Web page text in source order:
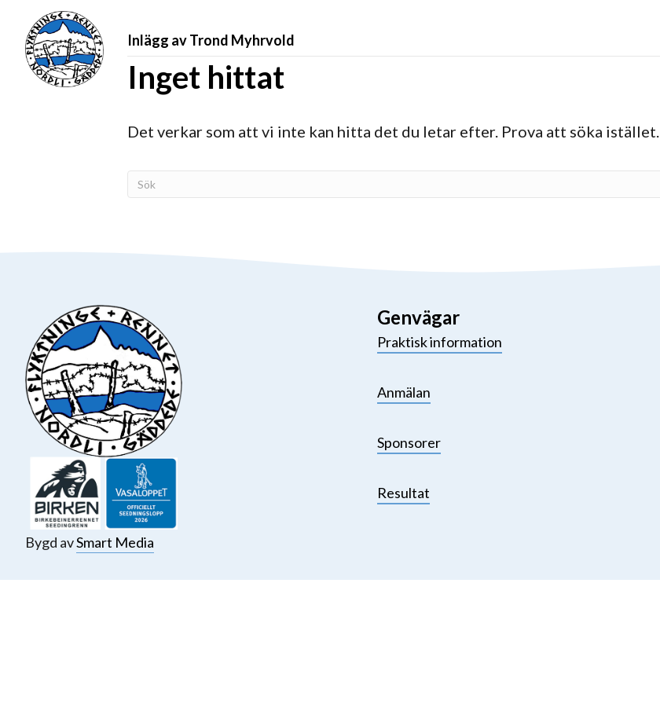
Inlägg av Trond Myhrvold
Inget hittat
Det verkar som att vi inte kan hitta det du letar efter. Prova att söka istället.
Genvägar
Praktisk information
Anmälan
Sponsorer
Resultat
Bygd avSmart Media